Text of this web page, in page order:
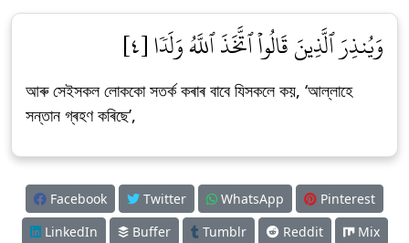
وَيُنذِرَ ٱلَّذِينَ قَالُواْ ٱتَّخَذَ ٱللَّهُ وَلَدٗا [٤]
আৰু সেইসকল লোককো সতৰ্ক কৰাৰ বাবে যিসকলে কয়, ‘আল্লাহে
সন্তান গ্ৰহণ কৰিছে’,
Facebook Twitter WhatsApp
Pinterest
LinkedIn
Buffer Tumblr Reddit
Mix